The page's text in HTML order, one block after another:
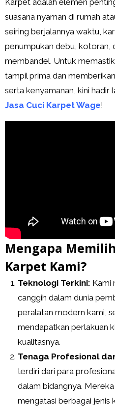
Karpet adalah elemen
suasana nyaman di rumah
seiring berjalannya waktu,
penumpukan debu, kotoran,
membandel. Untuk
tampil prima dan
serta kenyamanan, kini hadir
Jasa Cuci Karpet Wage!
Mengapa
Karpet Kami?
Teknologi Terkini: Kami
canggih dalam dunia
peralatan modern kami,
mendapatkan perlakuan
kualitasnya.
Tenaga Profesional
terdiri dari para
dalam bidangnya.
mengatasi berbagai jenis